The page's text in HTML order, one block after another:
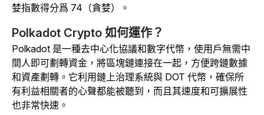
婪指數得分爲 74（貪婪）。
Polkadot Crypto 如何運作？
Polkadot 是一種去中心化協議和數字代幣，使用戶無需中
間人即可劃轉資金，將區塊鏈連接在一起，方便跨鏈數據
和資產劃轉。它利用鏈上治理系統與 DOT 代幣，確保所
有利益相關者的心聲都能被聽到，而且其速度和可擴展性
也非常快速。